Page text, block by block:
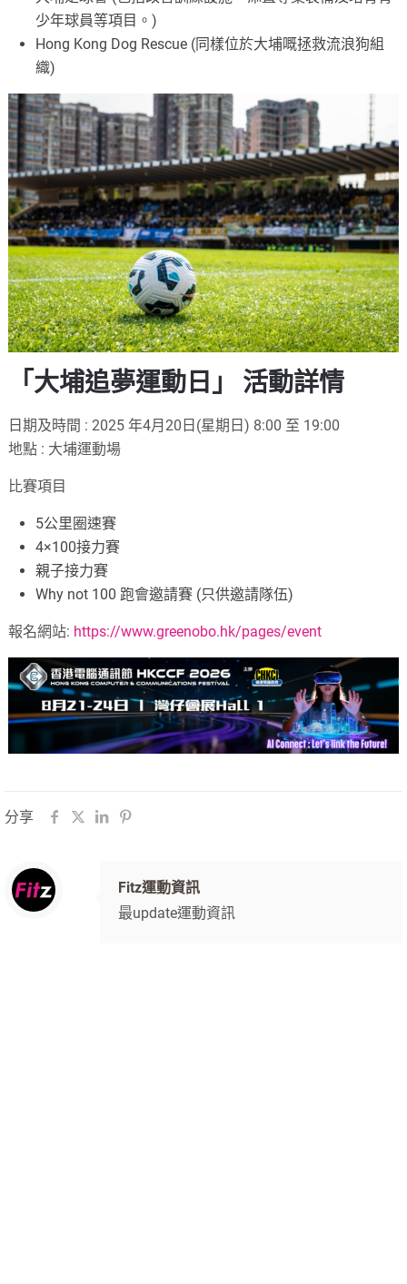
少年球員等項目。​)
Hong Kong Dog Rescue ​(同樣位於大埔嘅拯救流浪狗組
織​)
「大埔追夢運動日」 活動詳情
日期及時間 : 2025 年4月20日(星期日) 8:00 至 19:00
地點 : 大埔運動場
比賽項目
5公里圈速賽
4×100接力賽
親子接力賽
Why not 100 跑會邀請賽 (只供邀請隊伍)
報名網站: https://www.greenobo.hk/pages/event
分享
Fitz運動資訊
最update運動資訊